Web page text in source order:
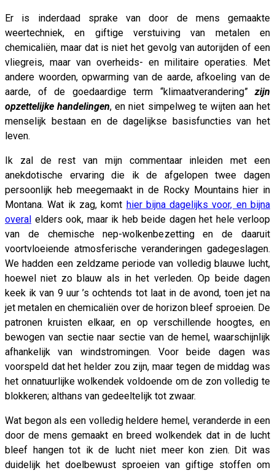
Er is inderdaad sprake van door de mens gemaakte
weertechniek, en giftige verstuiving van metalen en
chemicaliën, maar dat is niet het gevolg van autorijden of een
vliegreis, maar van overheids- en militaire operaties. Met
andere woorden, opwarming van de aarde, afkoeling van de
aarde, of de goedaardige term “klimaatverandering”zijn
opzettelijke handelingen, en niet simpelweg te wijten aan het
menselijk bestaan en de dagelijkse basisfuncties van het
leven.
Ik zal de rest van mijn commentaar inleiden met een
anekdotische ervaring die ik de afgelopen twee dagen
persoonlijk heb meegemaakt in de Rocky Mountains hier in
Montana. Wat ik zag, komt hier bijna dagelijks voor, en bijna
overal elders ook, maar ik heb beide dagen het hele verloop
van de chemische nep-wolkenbezetting en de daaruit
voortvloeiende atmosferische veranderingen gadegeslagen.
We hadden een zeldzame periode van volledig blauwe lucht,
hoewel niet zo blauw als in het verleden. Op beide dagen
keek ik van 9 uur ’s ochtends tot laat in de avond, toen jet na
jet metalen en chemicaliën over de horizon bleef sproeien. De
patronen kruisten elkaar, en op verschillende hoogtes, en
bewogen van sectie naar sectie van de hemel, waarschijnlijk
afhankelijk van windstromingen. Voor beide dagen was
voorspeld dat het helder zou zijn, maar tegen de middag was
het onnatuurlijke wolkendek voldoende om de zon volledig te
blokkeren; althans van gedeeltelijk tot zwaar.
Wat begon als een volledig heldere hemel, veranderde in een
door de mens gemaakt en breed wolkendek dat in de lucht
bleef hangen tot ik de lucht niet meer kon zien. Dit was
duidelijk het doelbewust sproeien van giftige stoffen om